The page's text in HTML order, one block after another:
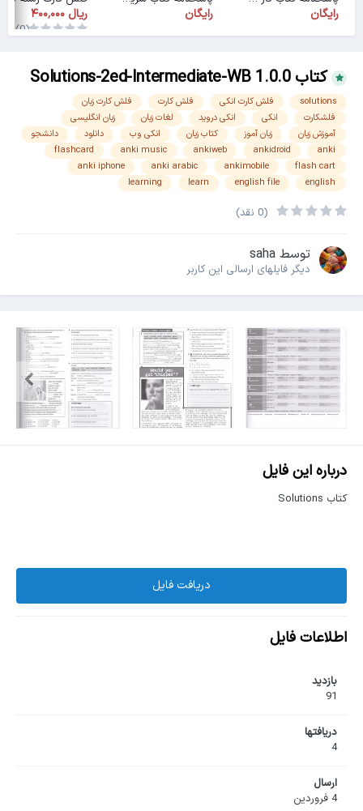
رایگان رایگان
(0)
کتاب Solutions-2ed-Intermediate-WB 1.0.0
solutions فلش کارت انکی فلش کارت
فلش کارت زبان
فلشکارت
انکی انکی دروید لغات زبان
زبان انگلیسی
آموزش زبان
زبان آموز کتاب زبان انکی وب دانلود
دانشجو
anki
ankidroid
ankiweb
anki music
flashcard
flash cart
ankimobile
anki arabic
anki iphone
english
english file
learn
learning
(0 نقد)
توسط saha
دیگر فایل‎های ارسالی این کاربر
درباره این فایل
کتاب Solutions
دریافت فایل
اطلاعات فایل
بازدید
91
دریافت‎ها
4
ارسال
4 فروردین